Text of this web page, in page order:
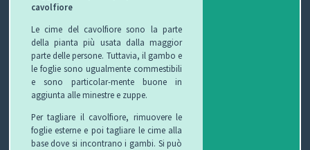
cavolfiore
Le cime del cavolfiore sono la parte
della pianta più usata dalla maggior
parte delle persone. Tuttavia, il gambo e
le foglie sono ugualmente commestibili
e sono particolar-mente buone in
aggiunta alle minestre e zuppe.
Per tagliare il cavolfiore, rimuovere le
foglie esterne e poi tagliare le cime alla
base dove si incontrano i gambi. Si può